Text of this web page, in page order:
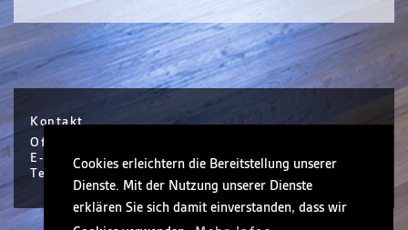
Cookies erleichtern die Bereitstellung unserer
Dienste. Mit der Nutzung unserer Dienste
erklären Sie sich damit einverstanden, dass wir
Kontakt
Office Hanau / Sophie Scholl Platz 6 / Hanau
E-Mail info@nickel.de
Tel +49 (0)6181 30410-0